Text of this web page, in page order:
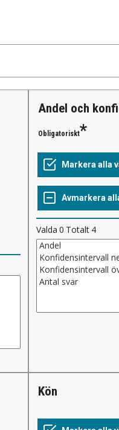
Andel och
Obligatoriskt
Valda 0 Totalt 4
Kön